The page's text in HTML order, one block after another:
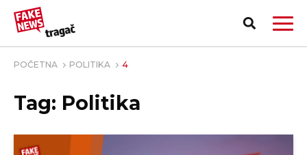
POČETNA POLITIKA 4
Tag: Politika